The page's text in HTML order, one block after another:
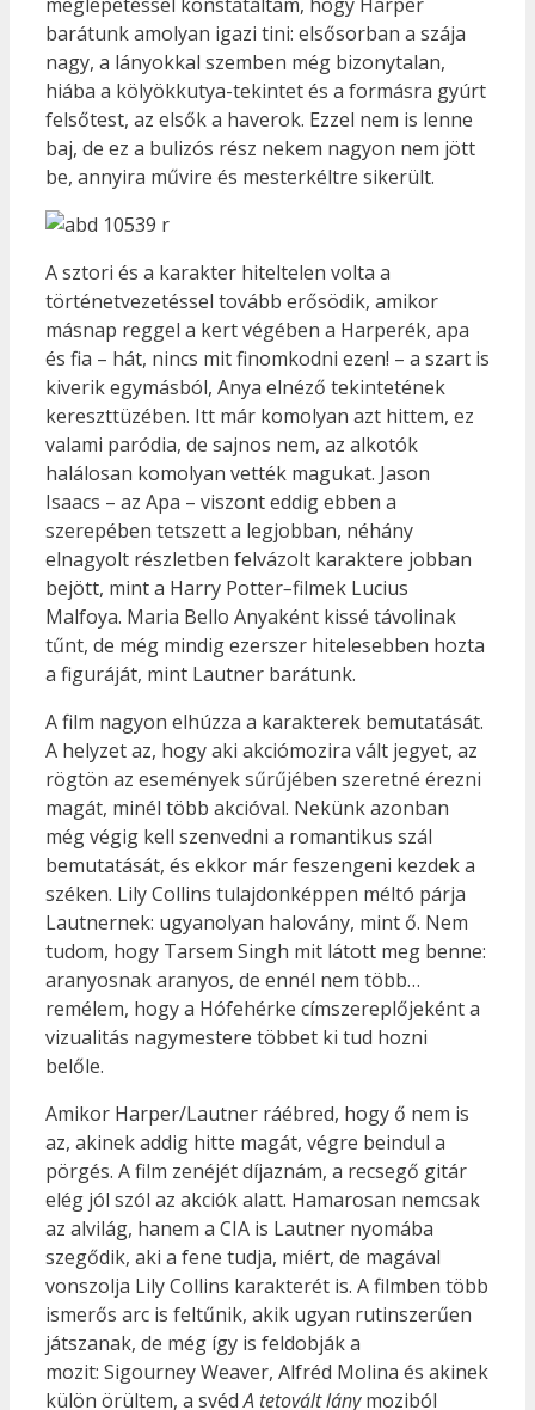
barátunk amolyan igazi tini: elsősorban a szája
nagy, a lányokkal szemben még bizonytalan,
hiába a kölyökkutya-tekintet és a formásra gyúrt
felsőtest, az elsők a haverok. Ezzel nem is lenne
baj, de ez a bulizós rész nekem nagyon nem jött
be, annyira művire és mesterkéltre sikerült.
A sztori és a karakter hiteltelen volta a
történetvezetéssel tovább erősödik, amikor
másnap reggel a kert végében a Harperék, apa
és fia – hát, nincs mit finomkodni ezen! – a szart is
kiverik egymásból, Anya elnéző tekintetének
kereszttüzében. Itt már komolyan azt hittem, ez
valami paródia, de sajnos nem, az alkotók
halálosan komolyan vették magukat. Jason
Isaacs – az Apa – viszont eddig ebben a
szerepében tetszett a legjobban, néhány
elnagyolt részletben felvázolt karaktere jobban
bejött, mint a Harry Potter–filmek Lucius
Malfoya. Maria Bello Anyaként kissé távolinak
tűnt, de még mindig ezerszer hitelesebben hozta
a figuráját, mint Lautner barátunk.
A film nagyon elhúzza a karakterek bemutatását.
A helyzet az, hogy aki akciómozira vált jegyet, az
rögtön az események sűrűjében szeretné érezni
magát, minél több akcióval. Nekünk azonban
még végig kell szenvedni a romantikus szál
bemutatását, és ekkor már feszengeni kezdek a
széken. Lily Collins tulajdonképpen méltó párja
Lautnernek: ugyanolyan halovány, mint ő. Nem
tudom, hogy Tarsem Singh mit látott meg benne:
aranyosnak aranyos, de ennél nem több…
remélem, hogy a Hófehérke címszereplőjeként a
vizualitás nagymestere többet ki tud hozni
belőle.
Amikor Harper/Lautner ráébred, hogy ő nem is
az, akinek addig hitte magát, végre beindul a
pörgés. A film zenéjét díjaznám, a recsegő gitár
elég jól szól az akciók alatt. Hamarosan nemcsak
az alvilág, hanem a CIA is Lautner nyomába
szegődik, aki a fene tudja, miért, de magával
vonszolja Lily Collins karakterét is. A filmben több
ismerős arc is feltűnik, akik ugyan rutinszerűen
játszanak, de még így is feldobják a
mozit: Sigourney Weaver, Alfréd Molina és akinek
külön örültem, a svédA tetovált lánymoziból